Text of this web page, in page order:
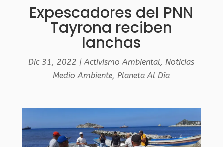
Expescadores del PNN
Tayrona reciben
lanchas
Dic 31, 2022 |Activismo Ambiental,Noticias
Medio Ambiente,Planeta Al Día